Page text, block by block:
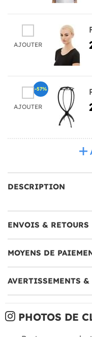
AJOUTER
AJOUTER
-57%
DESCRIPTION
ENVOIS & RETOURS
MOYENS DE
AVERTISSEMENTS
PHOTOS DE